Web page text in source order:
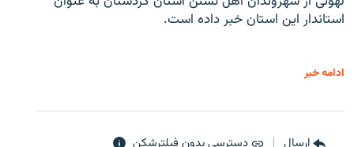
استاندار این استان خبر داده است.
ادامه خبر
ارسال دسترسی بدون فیلترشکن